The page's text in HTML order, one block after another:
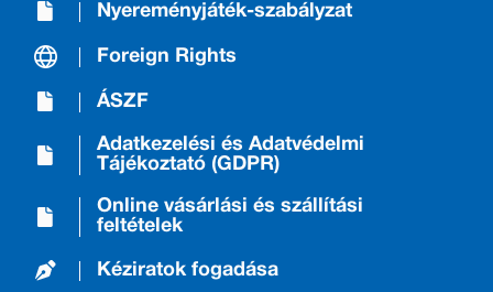
Nyereményjáték-szabályzat
Foreign Rights
ÁSZF
Adatkezelési és Adatvédelmi
Tájékoztató (GDPR)
Online vásárlási és szállítási
feltételek
Kéziratok fogadása